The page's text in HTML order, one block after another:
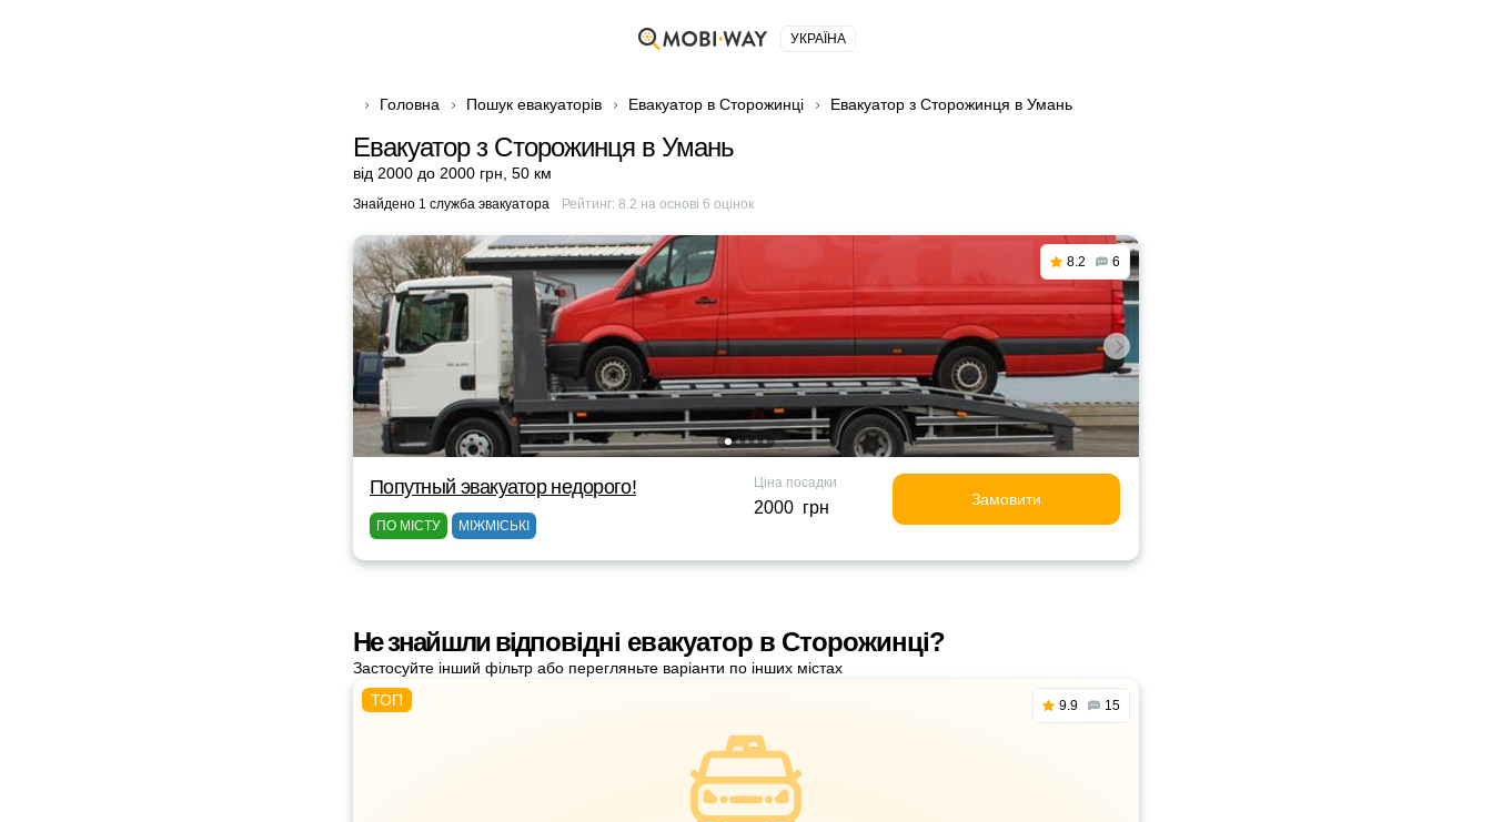
УКРАЇНА
Головна Пошук евакуаторів Евакуатор в Сторожинці Евакуатор з Сторожинця в Умань
Евакуатор з Сторожинця в Умань
від 2000 до 2000 грн 50 км
Знайдено 1 служба эвакуатора Рейтинг: 8.2 на основі 6 оцінок
8.2 6
Попутный эвакуатор недорого!
ПО МІСТУ МІЖМІСЬКІ
Ціна посадки
2000 грн Замовити
Не знайшли відповідні евакуатор в Сторожинці?
Застосуйте інший фільтр або перегляньте варіанти по інших містах
9.9 15